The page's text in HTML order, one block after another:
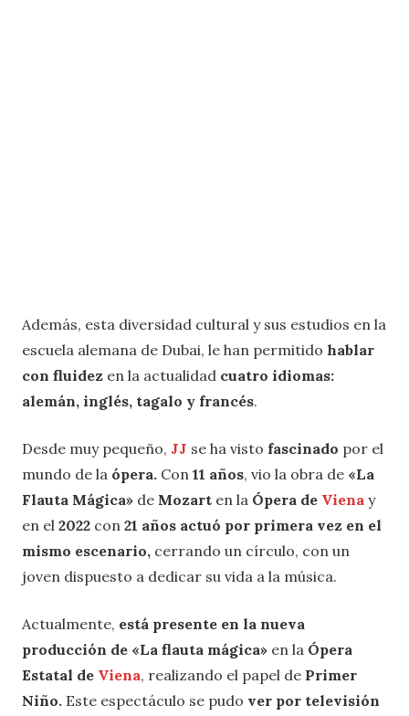
Además, esta diversidad cultural y sus estudios en la
escuela alemana de Dubai, le han permitido hablar
con fluidez en la actualidad cuatro idiomas:
alemán, inglés, tagalo y francés.
Desde muy pequeño, JJ se ha visto fascinado por el
mundo de la ópera. Con 11 años, vio la obra de «La
Flauta Mágica» de Mozart en la Ópera de Viena y
en el 2022 con 21 años actuó por primera vez en el
mismo escenario, cerrando un círculo, con un
joven dispuesto a dedicar su vida a la música.
Actualmente, está presente en la nueva
producción de «La flauta mágica» en la Ópera
Estatal de Viena, realizando el papel de Primer
Niño. Este espectáculo se pudo ver por televisión